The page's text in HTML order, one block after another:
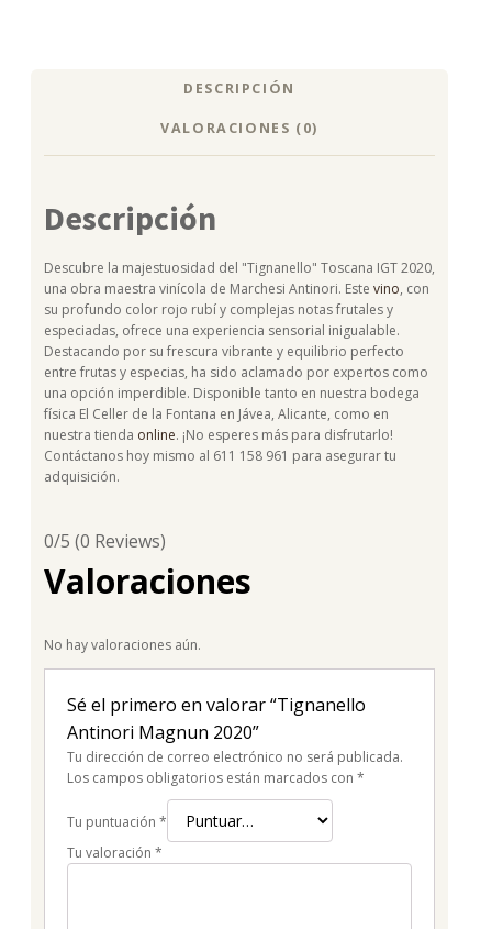
DESCRIPCIÓN
VALORACIONES (0)
Descripción
Descubre la majestuosidad del "Tignanello" Toscana IGT 2020,
una obra maestra vinícola de Marchesi Antinori. Este vino, con
su profundo color rojo rubí y complejas notas frutales y
especiadas, ofrece una experiencia sensorial inigualable.
Destacando por su frescura vibrante y equilibrio perfecto
entre frutas y especias, ha sido aclamado por expertos como
una opción imperdible. Disponible tanto en nuestra bodega
física El Celler de la Fontana en Jávea, Alicante, como en
nuestra tienda online. ¡No esperes más para disfrutarlo!
Contáctanos hoy mismo al 611 158 961 para asegurar tu
adquisición.
0/5 (0 Reviews)
Valoraciones
No hay valoraciones aún.
Sé el primero en valorar “Tignanello
Antinori Magnun 2020”
Tu dirección de correo electrónico no será publicada.
Los campos obligatorios están marcados con *
Tu puntuación *
Tu valoración *